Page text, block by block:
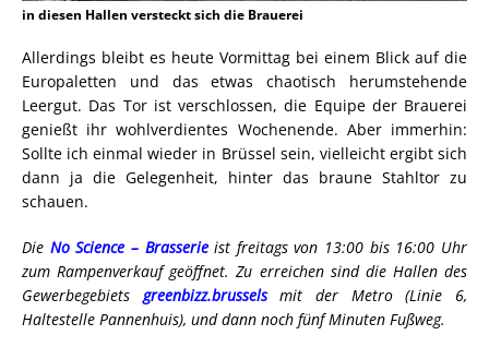
in diesen Hallen versteckt sich die Brauerei
Allerdings bleibt es heute Vormittag bei einem Blick auf die
Europaletten und das etwas chaotisch herumstehende
Leergut. Das Tor ist verschlossen, die Equipe der Brauerei
genießt ihr wohlverdientes Wochenende. Aber immerhin:
Sollte ich einmal wieder in Brüssel sein, vielleicht ergibt sich
dann ja die Gelegenheit, hinter das braune Stahltor zu
schauen.
Die No Science – Brasserieist freitags von 13:00 bis 16:00 Uhr
zum Rampenverkauf geöffnet. Zu erreichen sind die Hallen des
Gewerbegebietsgreenbizz.brusselsmit der Metro (Linie 6,
Haltestelle Pannenhuis), und dann noch fünf Minuten Fußweg.